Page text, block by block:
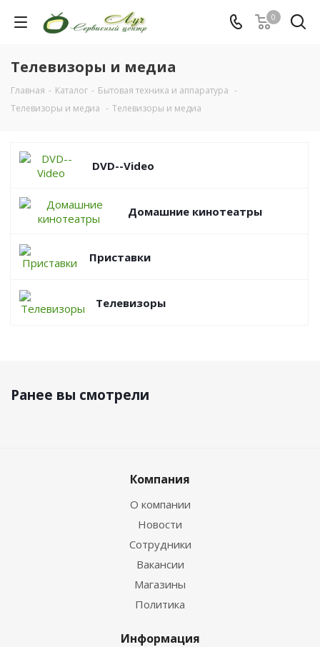
0
Телевизоры и медиа
Главная - Каталог - Бытовая техника и аппаратура -
Телевизоры и медиа - Телевизоры и медиа
DVD--Video
Домашние кинотеатры
Приставки
Телевизоры
Ранее вы смотрели
Компания
О компании
Новости
Сотрудники
Вакансии
Магазины
Политика
Информация